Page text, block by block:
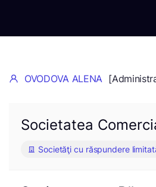
OVODOVA ALENA
Societatea
Societăţi cu răspundere